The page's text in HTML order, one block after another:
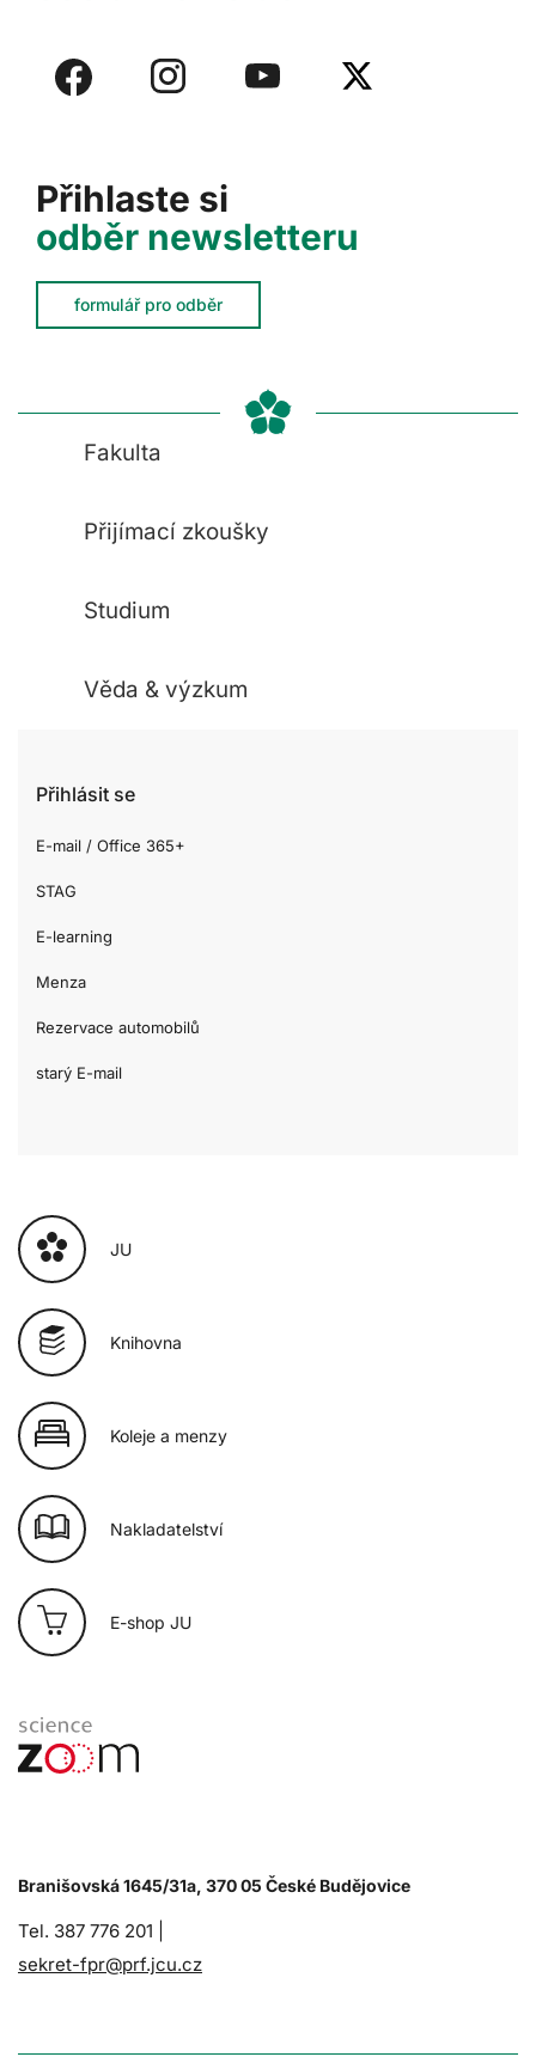
Přihlaste si
odběr newsletteru
formulář pro odběr
Fakulta
Přijímací zkoušky
Studium
Věda & výzkum
Přihlásit se
E-mail / Office 365+
STAG
E-learning
Menza
Rezervace automobilů
starý E-mail
JU
Knihovna
Koleje a menzy
Nakladatelství
E-shop JU
Branišovská 1645/31a, 370 05 České Budějovice
Tel. 387 776 201 |
sekret-fpr@prf.jcu.cz